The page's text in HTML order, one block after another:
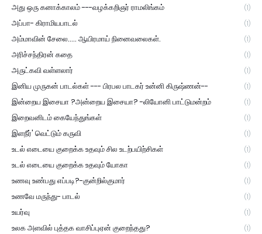
அது ஒரு கனாக்காலம் ---வழக்கறிஞர் ராமலிங்கம் (1)
அப்பா- கிராமியபாடல் (1)
அம்மாவின் சேலை..... ஆயிரமாய் நினைவலைகள். (1)
அரிச்சந்திரன் கதை (1)
அருட்கவி வள்ளலார் (1)
இனிய முருகன் பாடல்கள் --- பிரபல பாடகர் உன்னி கிருஷ்ணன்-- (1)
இன்றைய இசையா ?அன்றைய இசையா? -லியோனி பாட்டுமன்றம் (1)
இறைவனிடம் கையேந்துங்கள் (1)
இளநீர்' வெட்டும் கருவி (1)
உடல் எடையை குறைக்க உதவும் சில உடற்பயிற்சிகள் (1)
உடல் எடையை குறைக்க உதவும் யோகா (1)
உணவு உண்பது எப்படி?-குன்றில்குமார் (1)
உணவே மருந்து- பாடல் (1)
உயர்வு (1)
உலக அளவில் புத்தக வாசிப்புஏன் குறைந்தது? (1)